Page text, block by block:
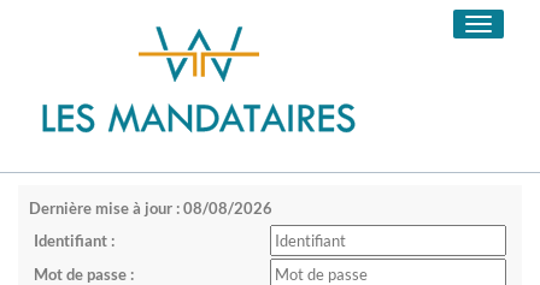
Toggle
Dernière mise à jour : 08/08/2026
Identifiant :
Mot de passe :